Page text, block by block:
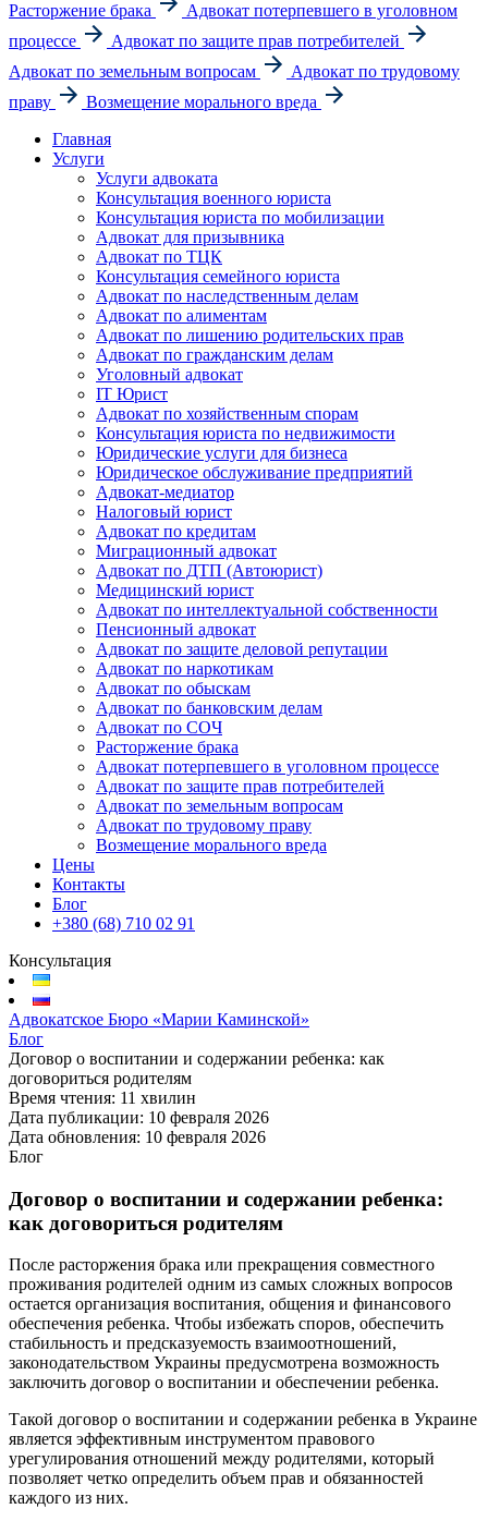
Расторжение брака
Адвокат потерпевшего в уголовном
процессе
Адвокат по защите прав потребителей
Адвокат по земельным вопросам
Адвокат по трудовому
праву
Возмещение морального вреда
Главная
Услуги
Услуги адвоката
Консультация военного юриста
Консультация юриста по мобилизации
Адвокат для призывника
Адвокат по ТЦК
Консультация семейного юриста
Адвокат по наследственным делам
Адвокат по алиментам
Адвокат по лишению родительских прав
Адвокат по гражданским делам
Уголовный адвокат
IT Юрист
Адвокат по хозяйственным спорам
Консультация юриста по недвижимости
Юридические услуги для бизнеса
Юридическое обслуживание предприятий
Адвокат-медиатор
Налоговый юрист
Адвокат по кредитам
Миграционный адвокат
Адвокат по ДТП (Автоюрист)
Медицинский юрист
Адвокат по интеллектуальной собственности
Пенсионный адвокат
Адвокат по защите деловой репутации
Адвокат по наркотикам
Адвокат по обыскам
Адвокат по банковским делам
Адвокат по СОЧ
Расторжение брака
Адвокат потерпевшего в уголовном процессе
Адвокат по защите прав потребителей
Адвокат по земельным вопросам
Адвокат по трудовому праву
Возмещение морального вреда
Цены
Контакты
Блог
+380 (68) 710 02 91
Консультация
Адвокатское Бюро «Марии Каминской»
Блог
Договор о воспитании и содержании ребенка: как
договориться родителям
Время чтения: 11 хвилин
Дата публикации: 10 февраля 2026
Дата обновления: 10 февраля 2026
Блог
Договор о воспитании и содержании ребенка:
как договориться родителям
После расторжения брака или прекращения совместного
проживания родителей одним из самых сложных вопросов
остается организация воспитания, общения и финансового
обеспечения ребенка. Чтобы избежать споров, обеспечить
стабильность и предсказуемость взаимоотношений,
законодательством Украины предусмотрена возможность
заключить договор о воспитании и обеспечении ребенка.
Такой договор о воспитании и содержании ребенка в Украине
является эффективным инструментом правового
урегулирования отношений между родителями, который
позволяет четко определить объем прав и обязанностей
каждого из них.